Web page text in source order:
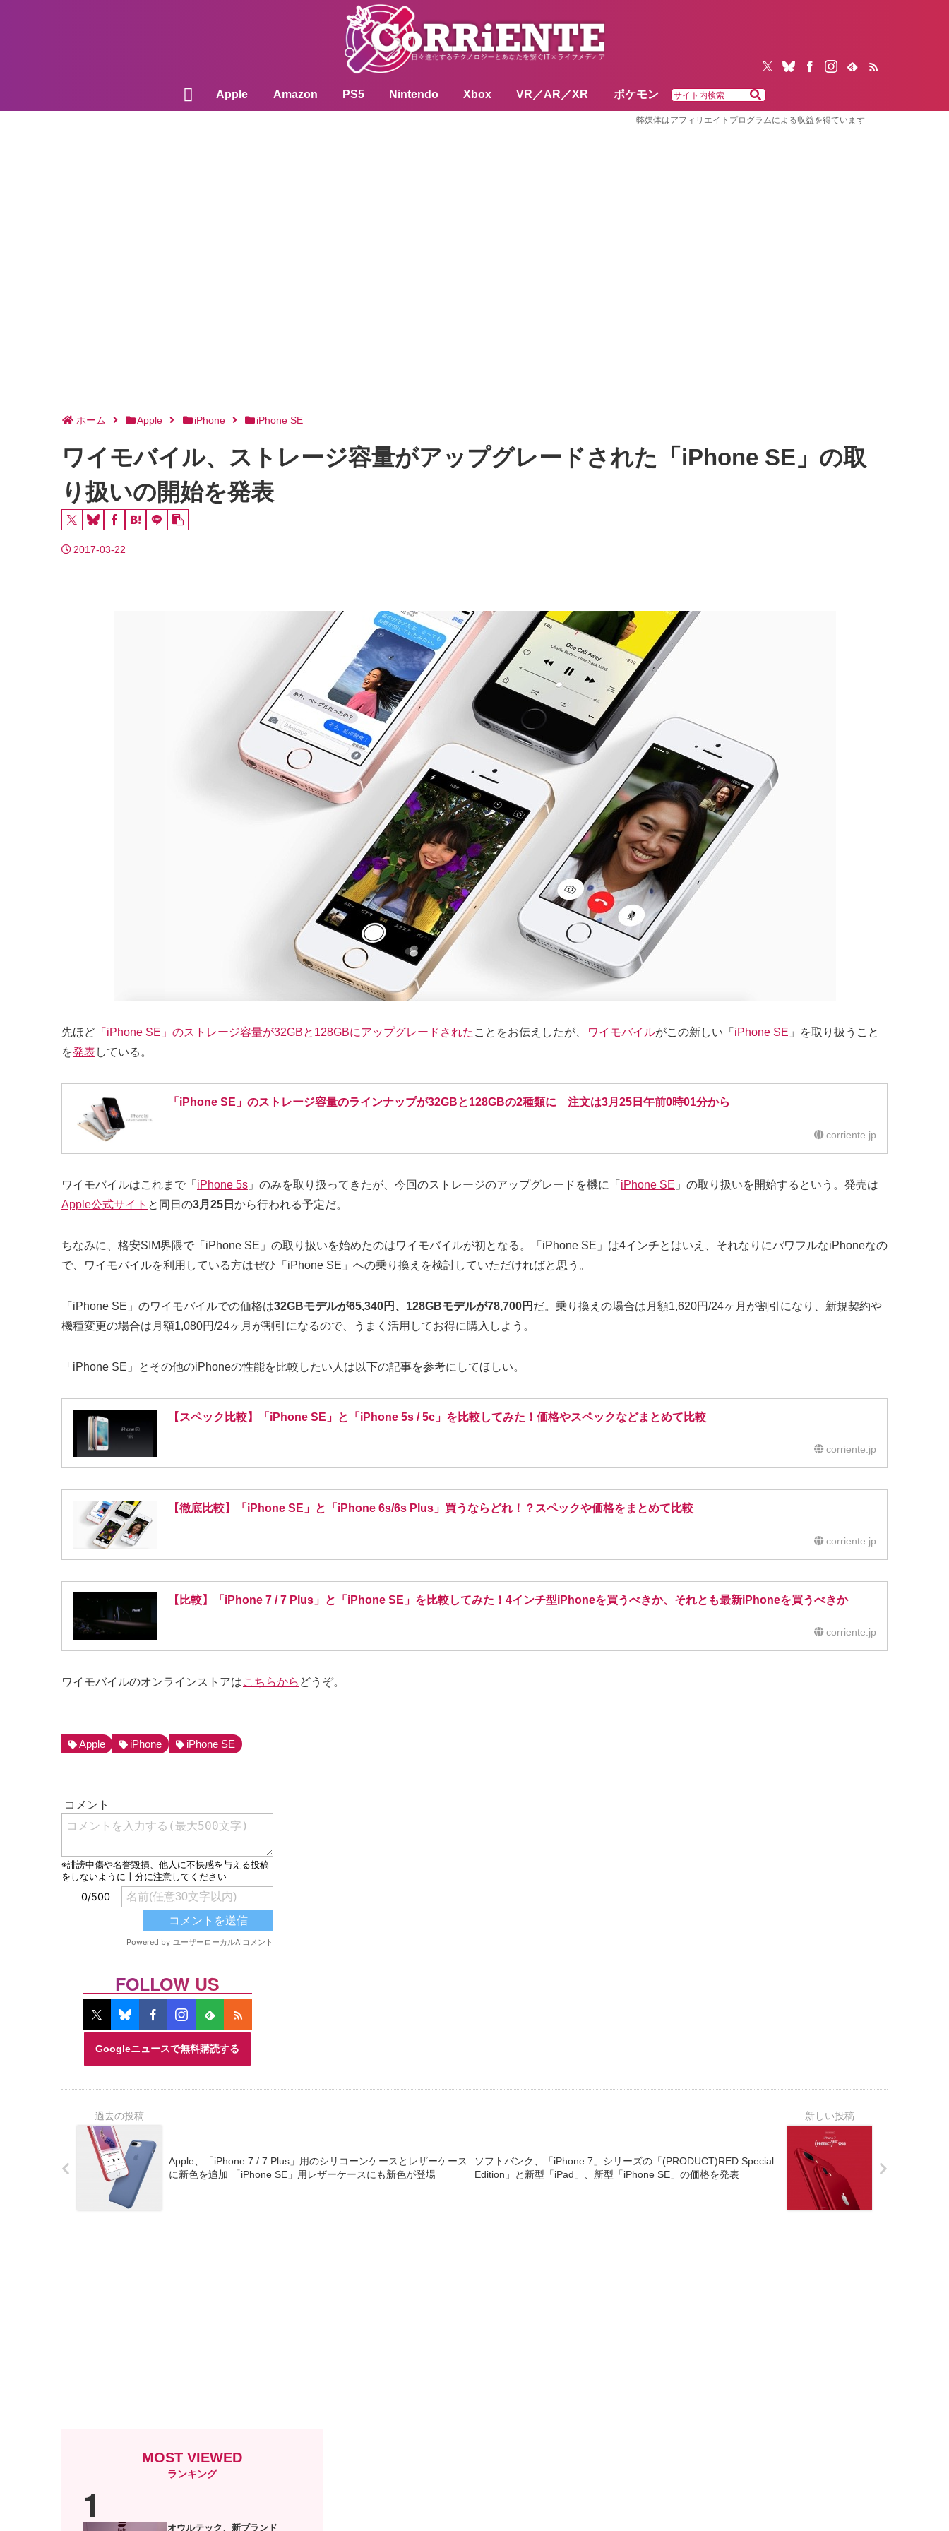
Apple Amazon PS5 Nintendo Xbox VR／AR／XR ポケモン
弊媒体はアフィリエイトプログラムによる収益を得ています
ホーム Apple iPhone iPhone SE
ワイモバイル、ストレージ容量がアップグレードされた「iPhone SE」の取
り扱いの開始を発表
2017-03-22
先ほど 「iPhone SE」のストレージ容量が32GBと128GBにアップグレードされた ことをお伝えしたが、 ワイモバイルがこの新しい「 iPhone SE 」を取り扱うこと
を発表 している。
「iPhone SE」のストレージ容量のラインナップが32GBと128GBの2種類に 注文は3月25日午前0時01分から
corriente.jp
ワイモバイルはこれまで「 iPhone 5s 」のみを取り扱ってきたが、今回のストレージのアップグレードを機に「 iPhone SE 」の取り扱いを開始するという。発売は
Apple公式サイト と同日の3月25日 から行われる予定だ。
ちなみに、格安SIM界隈で「iPhone SE」の取り扱いを始めたのはワイモバイルが初となる。「iPhone SE」は4インチとはいえ、それなりにパワフルなiPhoneなの
で、ワイモバイルを利用している方はぜひ「iPhone SE」への乗り換えを検討していただければと思う。
「iPhone SE」のワイモバイルでの価格は32GBモデルが65,340円、128GBモデルが78,700円 だ。乗り換えの場合は月額1,620円/24ヶ月が割引になり、新規契約や
機種変更の場合は月額1,080円/24ヶ月が割引になるので、うまく活用してお得に購入しよう。
「iPhone SE」とその他のiPhoneの性能を比較したい人は以下の記事を参考にしてほしい。
【スペック比較】「iPhone SE」と「iPhone 5s / 5c」を比較してみた！価格やスペックなどまとめて比較
corriente.jp
【徹底比較】「iPhone SE」と「iPhone 6s/6s Plus」買うならどれ！？スペックや価格をまとめて比較
corriente.jp
【比較】「iPhone 7 / 7 Plus」と「iPhone SE」を比較してみた！4インチ型iPhoneを買うべきか、それとも最新iPhoneを買うべきか
corriente.jp
ワイモバイルのオンラインストアは こちらから どうぞ。
Apple iPhone iPhone SE
Googleニュースで無料購読する
FOLLOW US
Apple、「iPhone 7 / 7 Plus」用のシリコーンケースとレザーケース
に新色を追加 「iPhone SE」用レザーケースにも新色が登場
ソフトバンク、「iPhone 7」シリーズの「(PRODUCT)RED Special
Edition」と新型「iPad」、新型「iPhone SE」の価格を発表
MOST VIEWED
オウルテック、新ブランド